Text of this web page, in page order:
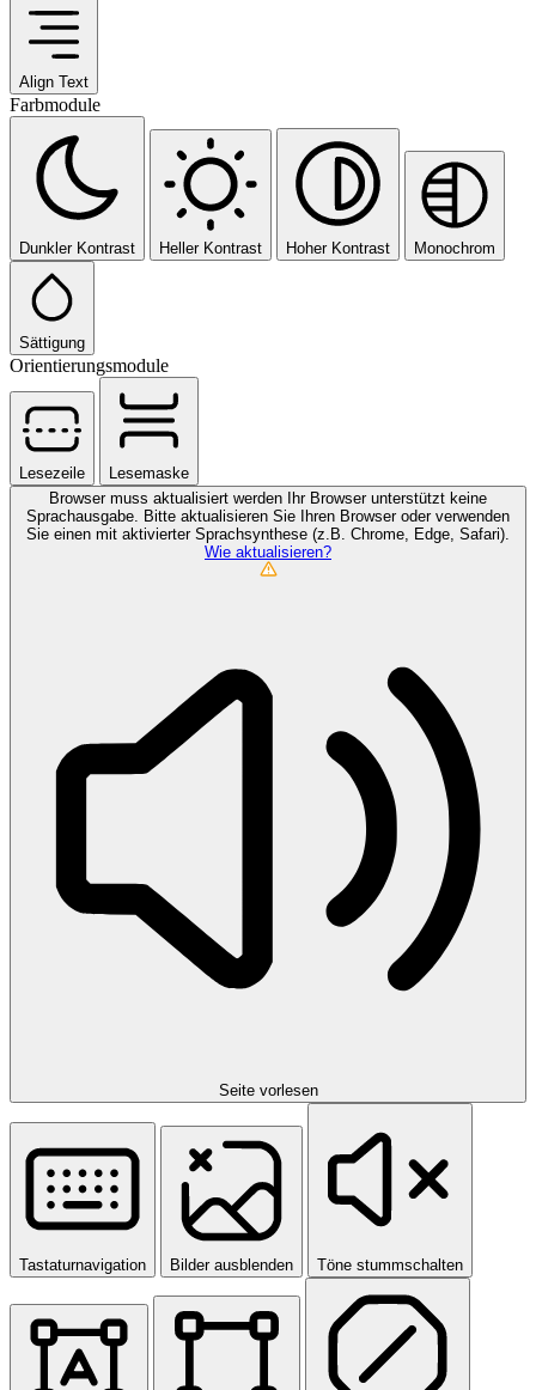
Align Text
Farbmodule
Dunkler Kontrast Heller Kontrast Hoher Kontrast Monochrom
Sättigung
Orientierungsmodule
Lesezeile
Lesemaske
Browser muss aktualisiert werden
Ihr Browser unterstützt keine
Sprachausgabe. Bitte aktualisieren Sie Ihren Browser oder verwenden
Sie einen mit aktivierter Sprachsynthese (z.B. Chrome, Edge, Safari).
Wie aktualisieren?
Seite vorlesen
Tastaturnavigation Bilder ausblenden Töne stummschalten